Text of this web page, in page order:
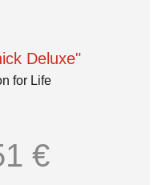
Deluxe"
for Life
€